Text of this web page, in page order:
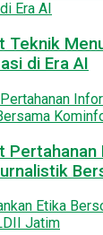
Teknik
di Era AI